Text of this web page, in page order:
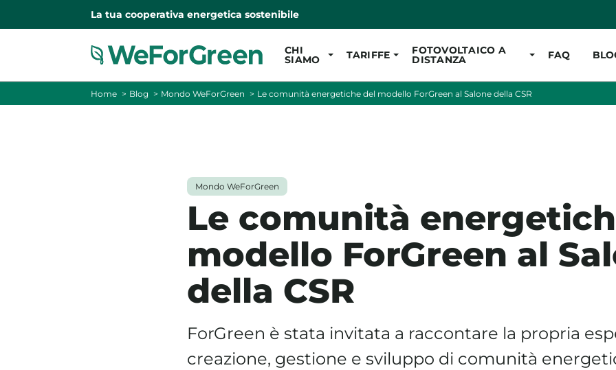
La tua cooperativa energetica sostenibile
CHI
SIAMO TARIFFE FOTOVOLTAICO A
DISTANZA FAQ
Home Blog Mondo WeForGreen Le comunità energetiche del modello ForGreen al Salone della CSR
Mondo WeForGreen
Le comunità
modello ForGreen al
della CSR
ForGreen è stata invitata a raccontare la propria
creazione, gestione e sviluppo di comunità